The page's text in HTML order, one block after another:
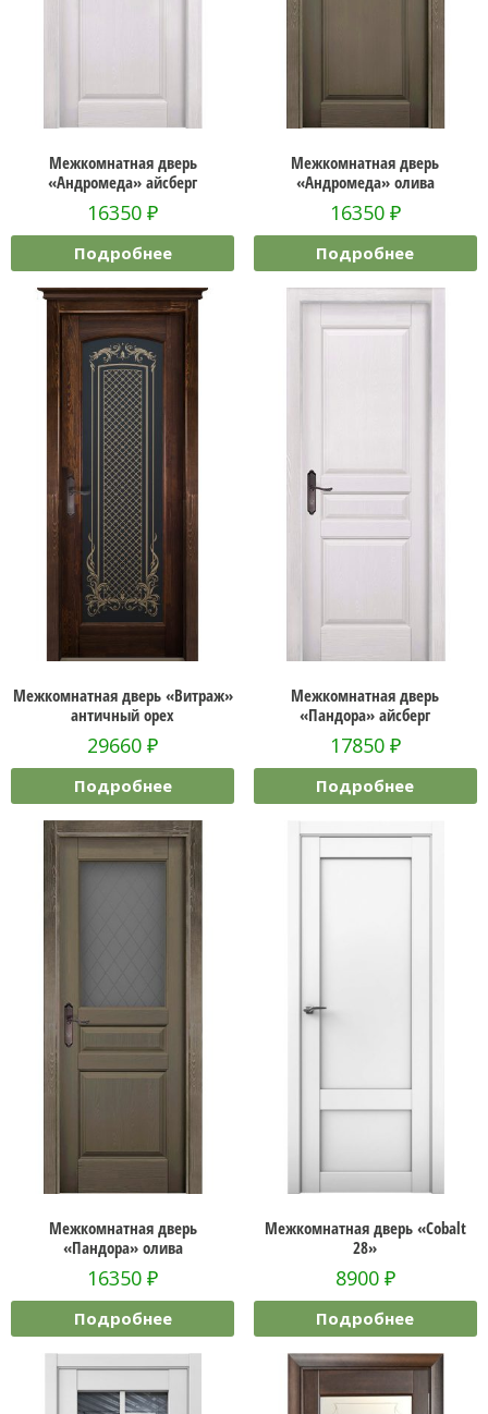
Межкомнатная дверь
«Андромеда» айсберг
16350₽
Подробнее
Межкомнатная дверь
«Андромеда» олива
16350 ₽
Подробнее
Межкомнатная дверь «Витраж»
античный орех
29660₽
Подробнее
Межкомнатная дверь
«Пандора» айсберг
17850 ₽
Подробнее
Межкомнатная дверь
«Пандора» олива
16350₽
Подробнее
Межкомнатная дверь «Cobalt
28»
8900 ₽
Подробнее